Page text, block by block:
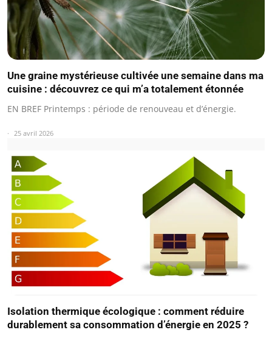
Une graine mystérieuse cultivée une semaine dans ma
cuisine : découvrez ce qui m’a totalement étonnée
EN BREF Printemps : période de renouveau et d’énergie.
25 avril 2026
Isolation thermique écologique : comment réduire
durablement sa consommation d’énergie en 2025 ?